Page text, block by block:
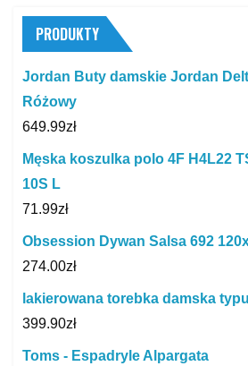
PRODUKTY
Jordan Buty damskie Jordan
Różowy
649.99zł
Męska koszulka polo 4F H4L22
10S L
71.99zł
Obsession Dywan Salsa 692
274.00zł
lakierowana torebka damska
399.90zł
Toms - Espadryle Alpargata